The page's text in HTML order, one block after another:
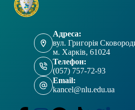
Адреса:
вул. Григорія
м. Харків, 61024
Телефон:
(057) 757-72-93
Email:
kancel@nlu.edu.ua